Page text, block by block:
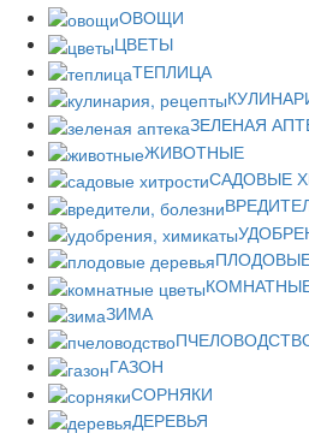
ОВОЩИ
ЦВЕТЫ
ТЕПЛИЦА
ЗЕЛЕНАЯ
ЖИВОТНЫЕ
САДОВЫЕ
ЗИМА
ГАЗОН
СОРНЯКИ
ДЕРЕВЬЯ